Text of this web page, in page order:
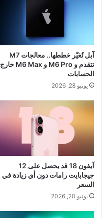
آبل تُغيّر خططها.. معالجات M7
تتقدم و M6 Pro و M6 Max خارج
الحسابات
يونيو 28, 2026
آيفون 18 قد يحصل على 12
جيجابايت رامات دون أي زيادة في
السعر
يونيو 20, 2026